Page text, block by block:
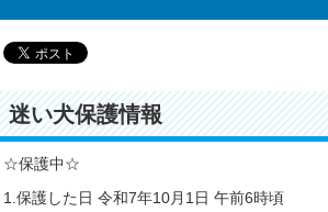
迷い犬保護情報
☆保護中☆
1.保護した日 令和7年10月1日 午前6時頃